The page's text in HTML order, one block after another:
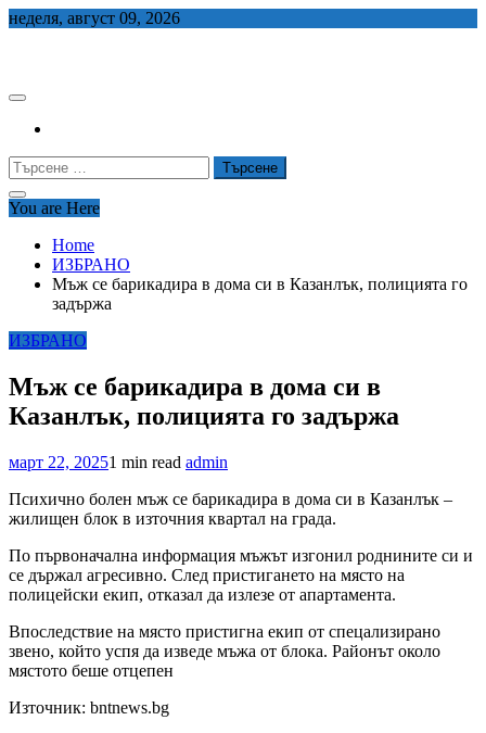
Skip
неделя, август 09, 2026
Търсене
за:
You are Here
Home
ИЗБРАНО
Мъж се барикадира в дома си в Казанлък, полицията го
задържа
ИЗБРАНО
Мъж се барикадира в дома си в
Казанлък, полицията го задържа
март 22, 20251 min read admin
Психично болен мъж се барикадира в дома си в Казанлък –
жилищен блок в източния квартал на града.
По първоначална информация мъжът изгонил роднините си и
се държал агресивно. След пристигането на място на
полицейски екип, отказал да излезе от апартамента.
Впоследствие на място пристигна екип от спецализирано
звено, който успя да изведе мъжа от блока. Районът около
мястото беше отцепен
Източник: bntnews.bg